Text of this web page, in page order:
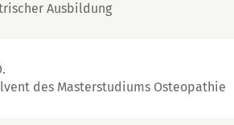
Ausbildung
des Masterstudiums Osteopathie